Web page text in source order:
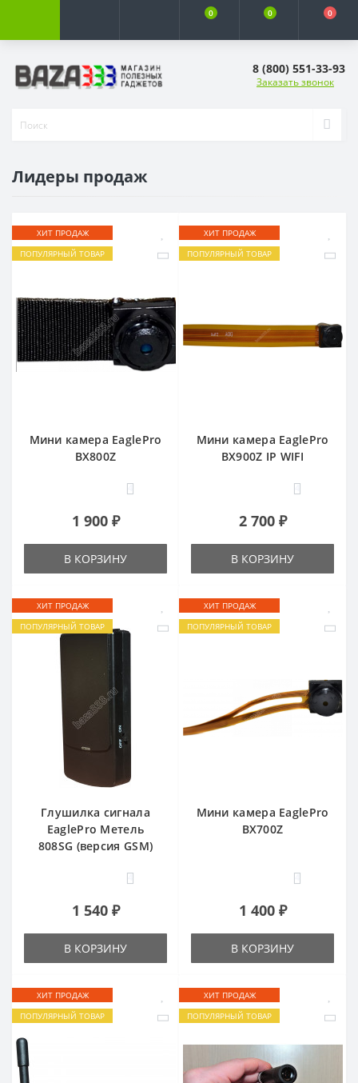
0 0 0
8 (800) 551-33-93
Заказать звонок
Лидеры продаж
ХИТ ПРОДАЖ
ПОПУЛЯРНЫЙ ТОВАР
Мини камера EaglePro
BX800Z
4
1 900 ₽
В КОРЗИНУ
ХИТ ПРОДАЖ
ПОПУЛЯРНЫЙ ТОВАР
Мини камера EaglePro
BX900Z IP WIFI
4
2 700 ₽
В КОРЗИНУ
ХИТ ПРОДАЖ
ПОПУЛЯРНЫЙ ТОВАР
Глушилка сигнала
EaglePro Метель
808SG (версия GSM)
4
1 540 ₽
В КОРЗИНУ
ХИТ ПРОДАЖ
ПОПУЛЯРНЫЙ ТОВАР
Мини камера EaglePro
BX700Z
4
1 400 ₽
В КОРЗИНУ
ХИТ ПРОДАЖ
ПОПУЛЯРНЫЙ ТОВАР
ХИТ ПРОДАЖ
ПОПУЛЯРНЫЙ ТОВАР